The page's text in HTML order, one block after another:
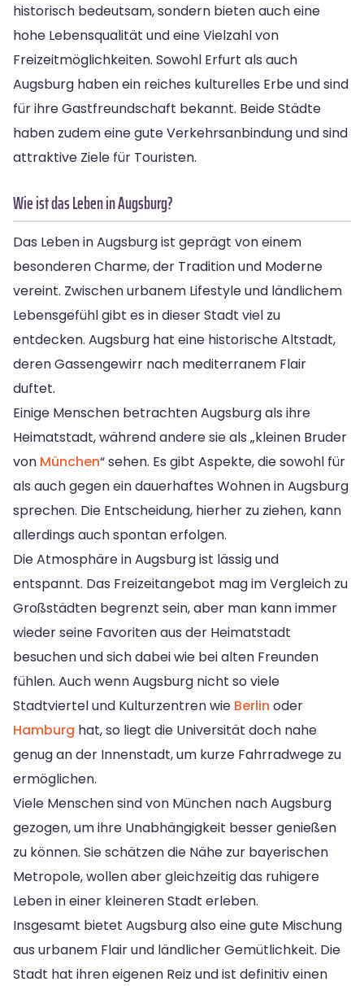
historisch bedeutsam, sondern bieten auch eine
hohe Lebensqualität und eine Vielzahl von
Freizeitmöglichkeiten. Sowohl Erfurt als auch
Augsburg haben ein reiches kulturelles Erbe und sind
für ihre Gastfreundschaft bekannt. Beide Städte
haben zudem eine gute Verkehrsanbindung und sind
attraktive Ziele für Touristen.
Wie ist das Leben in Augsburg?
Das Leben in Augsburg ist geprägt von einem
besonderen Charme, der Tradition und Moderne
vereint. Zwischen urbanem Lifestyle und ländlichem
Lebensgefühl gibt es in dieser Stadt viel zu
entdecken. Augsburg hat eine historische Altstadt,
deren Gassengewirr nach mediterranem Flair
duftet.
Einige Menschen betrachten Augsburg als ihre
Heimatstadt, während andere sie als „kleinen Bruder
von München“ sehen. Es gibt Aspekte, die sowohl für
als auch gegen ein dauerhaftes Wohnen in Augsburg
sprechen. Die Entscheidung, hierher zu ziehen, kann
allerdings auch spontan erfolgen.
Die Atmosphäre in Augsburg ist lässig und
entspannt. Das Freizeitangebot mag im Vergleich zu
Großstädten begrenzt sein, aber man kann immer
wieder seine Favoriten aus der Heimatstadt
besuchen und sich dabei wie bei alten Freunden
fühlen. Auch wenn Augsburg nicht so viele
Stadtviertel und Kulturzentren wie Berlin oder
Hamburg hat, so liegt die Universität doch nahe
genug an der Innenstadt, um kurze Fahrradwege zu
ermöglichen.
Viele Menschen sind von München nach Augsburg
gezogen, um ihre Unabhängigkeit besser genießen
zu können. Sie schätzen die Nähe zur bayerischen
Metropole, wollen aber gleichzeitig das ruhigere
Leben in einer kleineren Stadt erleben.
Insgesamt bietet Augsburg also eine gute Mischung
aus urbanem Flair und ländlicher Gemütlichkeit. Die
Stadt hat ihren eigenen Reiz und ist definitiv einen